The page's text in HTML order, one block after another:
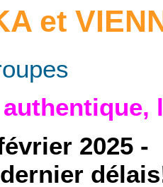
et
2025 -